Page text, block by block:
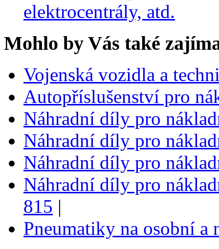
elektrocentrály, atd.
Mohlo by Vás také
Vojenská vozidla a
Autopříslušenství pro
Náhradní díly pro
Náhradní díly pro
Náhradní díly pro
Náhradní díly pro
815 |
Pneumatiky na osobní